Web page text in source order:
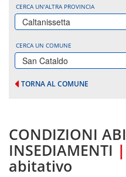
CERCA UN'ALTRA PROVINCIA
Caltanissetta
CERCA UN COMUNE
San Cataldo
TORNA AL COMUNE
CONDIZIONI
INSEDIAMENTI |
abitativo